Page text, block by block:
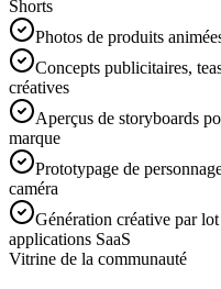
Shorts
Photos de produits
Concepts publicitaires,
créatives
Aperçus de storyboards
marque
Prototypage de
caméra
Génération créative par
applications SaaS
Vitrine de la communauté